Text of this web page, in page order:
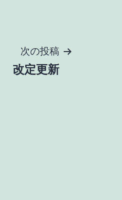
次の投稿
改定更新